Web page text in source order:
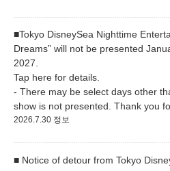
■Tokyo DisneySea Nighttime
Dreams” will not be presented
2027.
Tap here for details.
- There may be select days other
show is not presented. Thank you
2026.7.30 정보
■ Notice of detour from Tokyo